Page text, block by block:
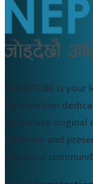
NEPALTUBE is
information
immersive
harmony and
Nepalese